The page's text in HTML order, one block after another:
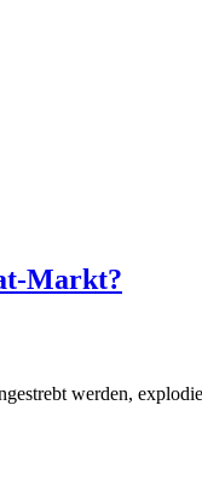
Markt?
werden,